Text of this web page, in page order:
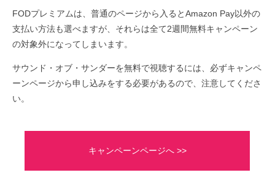
FODプレミアムは、普通のページから入るとAmazon Pay以外の
支払い方法も選べますが、それらは全て2週間無料キャンペーン
の対象外になってしまいます。
サウンド・オブ・サンダーを無料で視聴するには、必ずキャンペ
ーンページから申し込みをする必要があるので、注意してくださ
い。
キャンペーンページへ >>